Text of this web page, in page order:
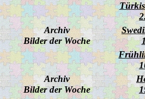
Archiv
Bilder der Woche
Archiv
Bilder der Woche